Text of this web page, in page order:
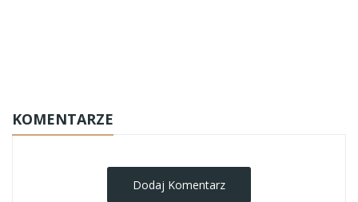
KOMENTARZE
Dodaj Komentarz